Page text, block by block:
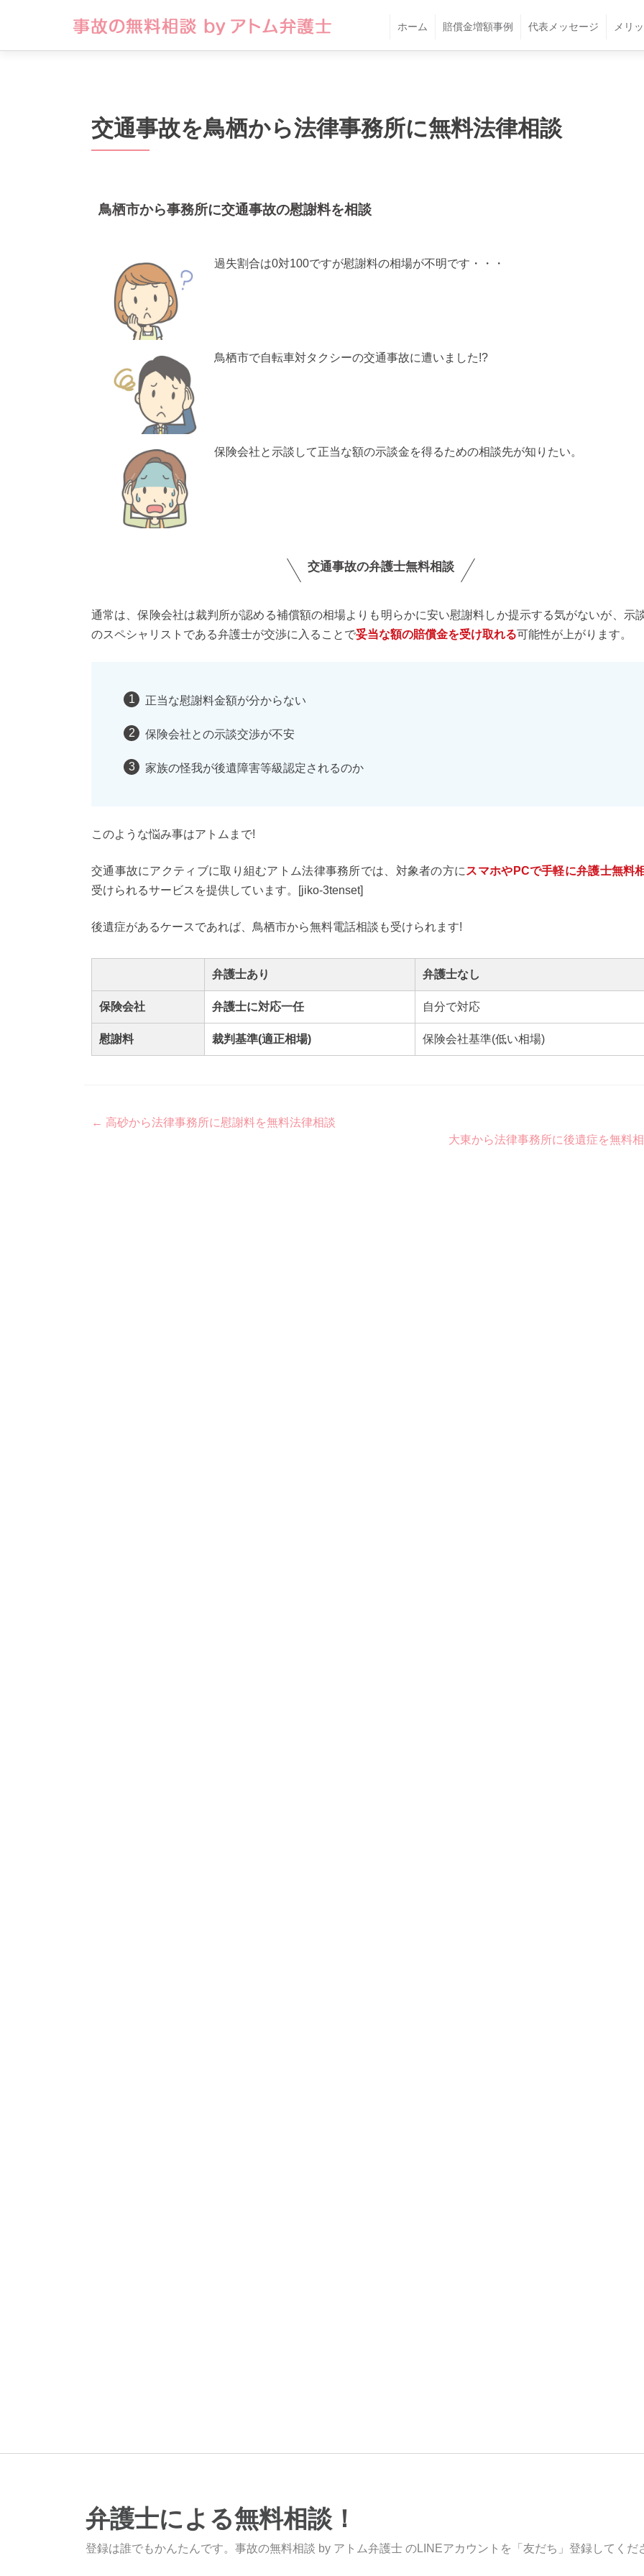
ホーム 賠償金増額事例 代表メッセージ メリ
交通事故を鳥栖から法律事務所に無料法律相談
鳥栖市から事務所に交通事故の慰謝料を相談
過失割合は0対100ですが慰謝料の相場が不明です・・・
鳥栖市で自転車対タクシーの交通事故に遭いました!?
保険会社と示談して正当な額の示談金を得るための相談先が知りたい。
交通事故の弁護士無料相談
通常は、保険会社は裁判所が認める補償額の相場よりも明らかに安い慰謝料しか提示する気がないが、示
のスペシャリストである弁護士が交渉に入ることで妥当な額の賠償金を受け取れる可能性が上がります。
正当な慰謝料金額が分からない
保険会社との示談交渉が不安
家族の怪我が後遺障害等級認定されるのか
このような悩み事はアトムまで!
交通事故にアクティブに取り組むアトム法律事務所では、対象者の方に スマホやPCで手軽に弁護士無料
受けられるサービスを提供しています。[jiko-3tenset]
後遺症があるケースであれば、鳥栖市から無料電話相談も受けられます!
弁護士あり 弁護士なし
保険会社 弁護士に対応一任 自分で対応
慰謝料 裁判基準(適正相場) 保険会社基準(低い相場)
Post
← 高砂から法律事務所に慰謝料を無料法律相談
大東から法律事務所に後遺症を無料
弁護士による無料相談！
登録は誰でもかんたんです。事故の無料相談 by アトム弁護士 のLINEアカウントを「友だち」登録してくだ